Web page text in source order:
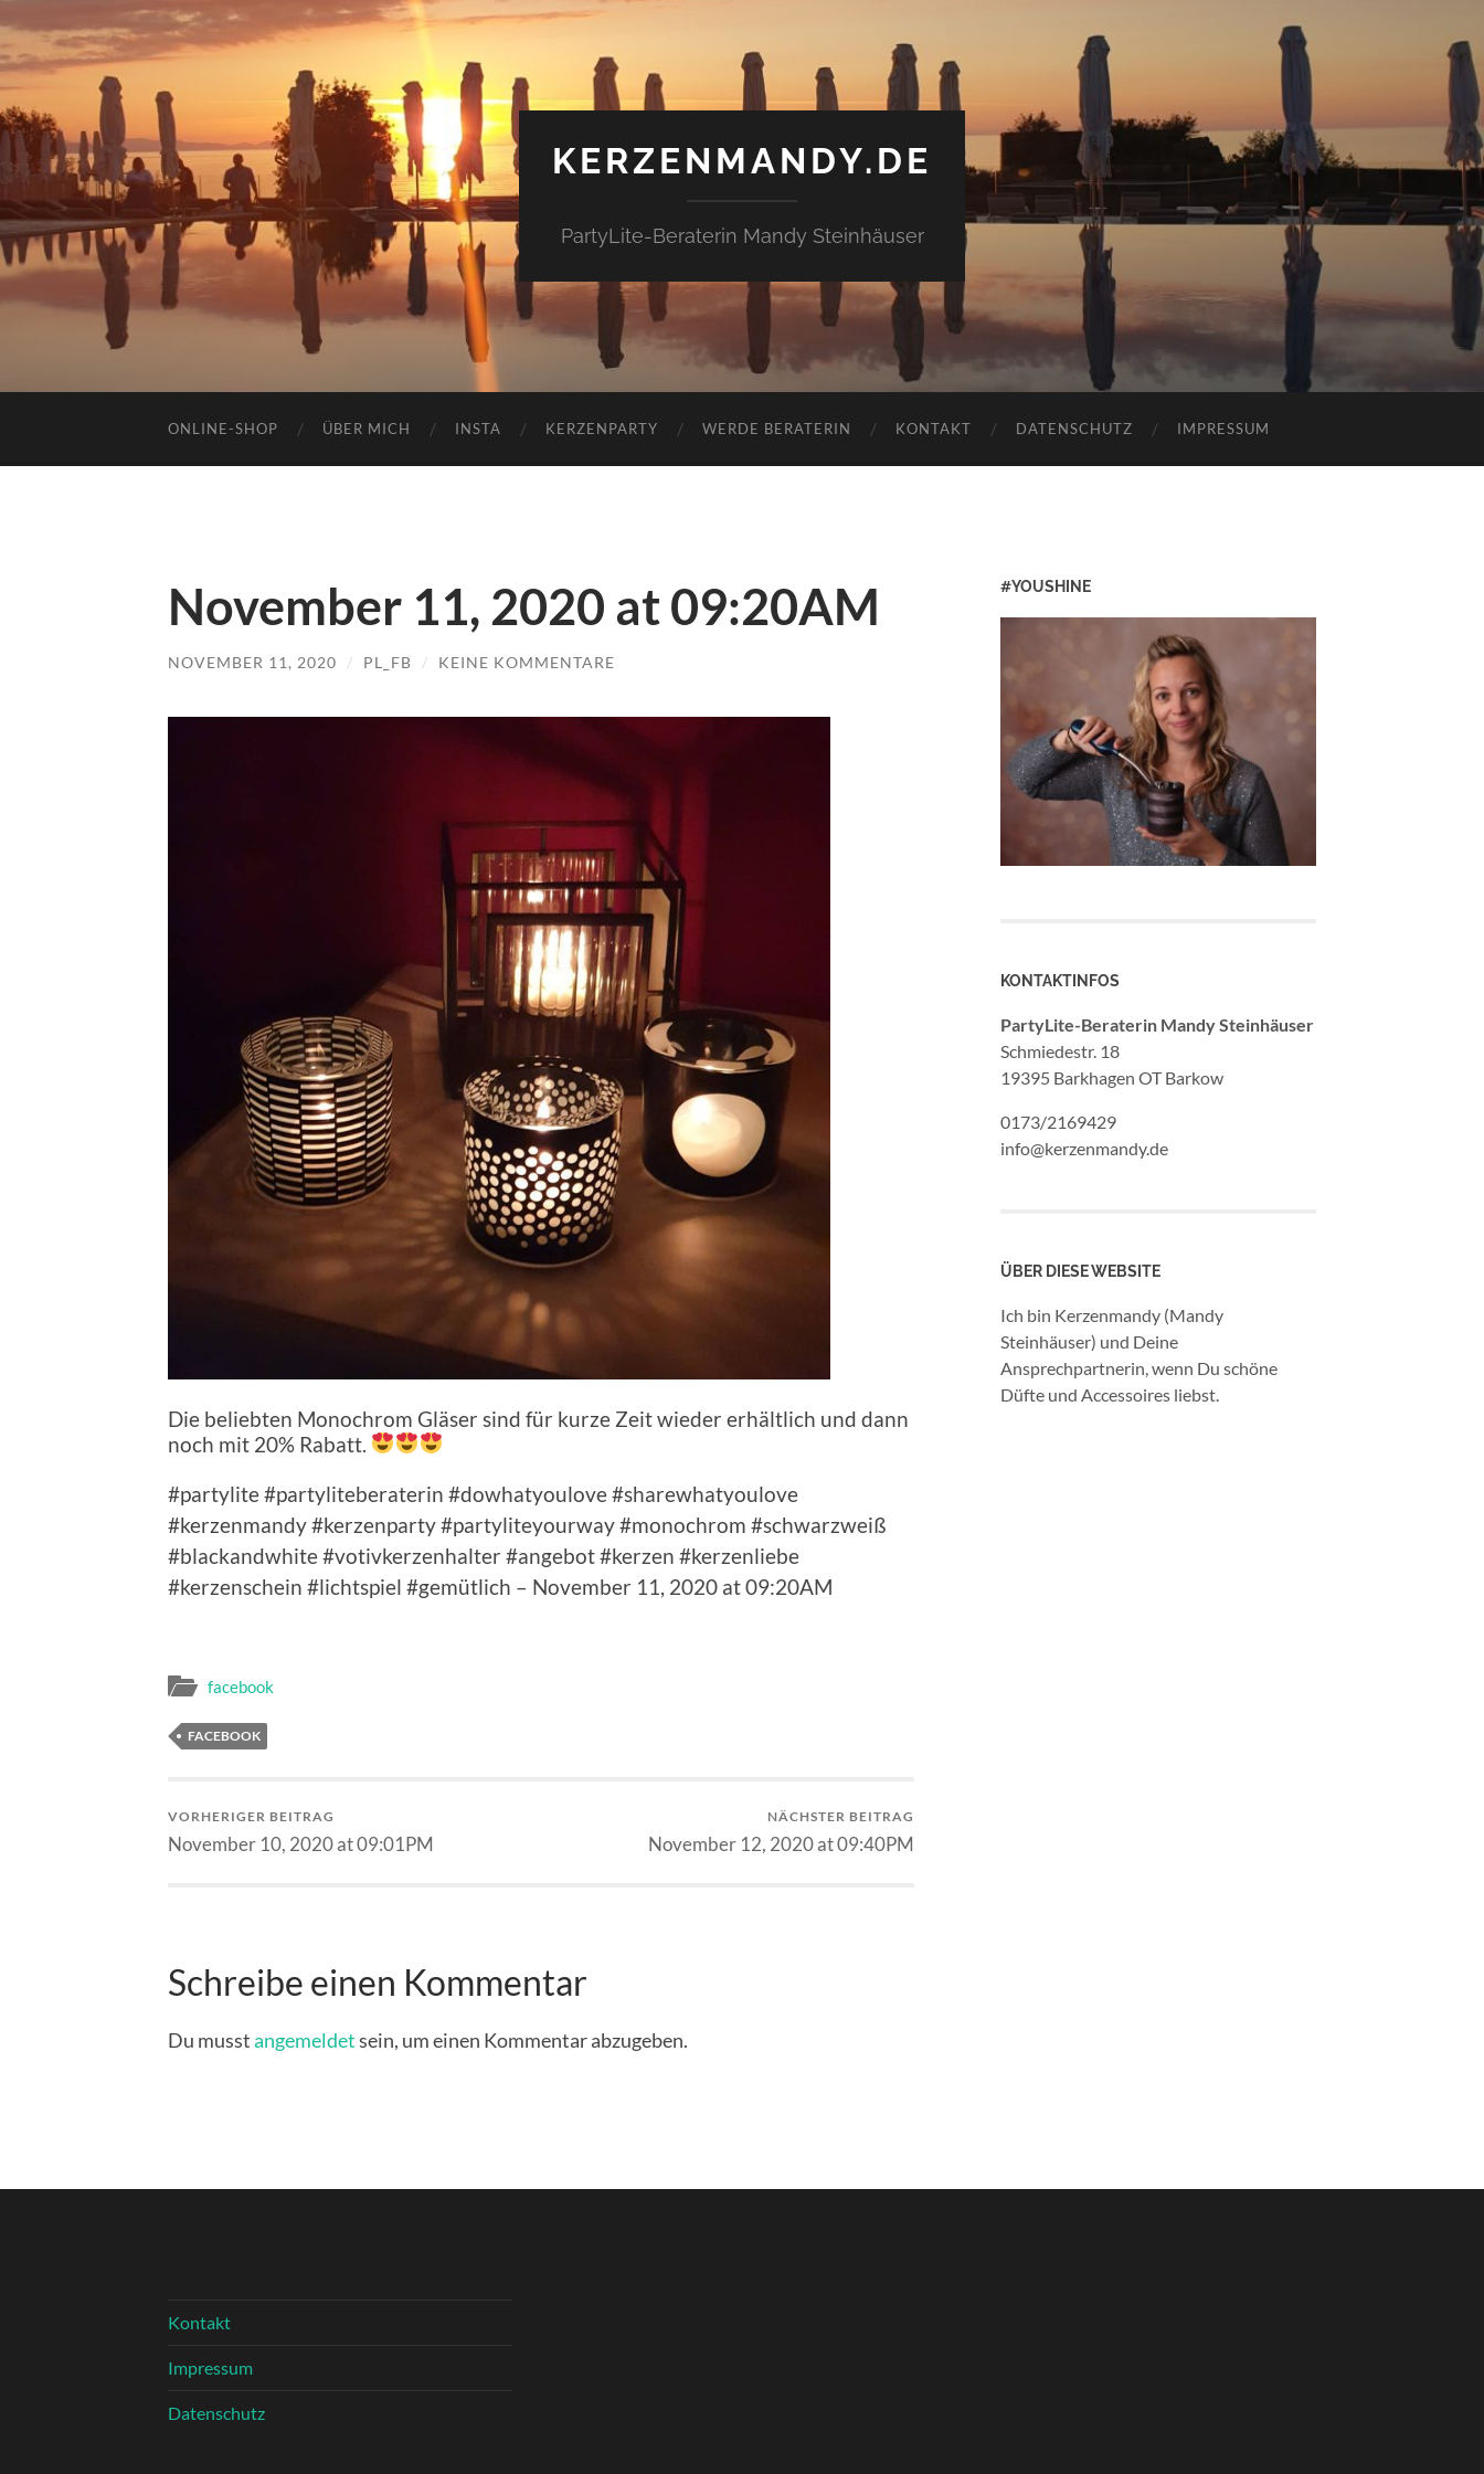
KERZENMANDY.DE
PartyLite-Beraterin Mandy Steinhäuser
ONLINE-SHOP ÜBER MICH INSTA KERZENPARTY WERDE BERATERIN KONTAKT DATENSCHUTZ IMPRESSUM
November 11, 2020 at 09:20AM
NOVEMBER 11, 2020 / PL_FB / KEINE KOMMENTARE
Die beliebten Monochrom Gläser sind für kurze Zeit wieder erhältlich und dann
noch mit 20% Rabatt.
#partylite #partyliteberaterin #dowhatyoulove #sharewhatyoulove
#kerzenmandy #kerzenparty #partyliteyourway #monochrom #schwarzweiß
#blackandwhite #votivkerzenhalter #angebot #kerzen #kerzenliebe
#kerzenschein #lichtspiel #gemütlich – November 11, 2020 at 09:20AM
facebook
FACEBOOK
VORHERIGER BEITRAG
November 10, 2020 at 09:01PM
NÄCHSTER BEITRAG
November 12, 2020 at 09:40PM
Schreibe einen Kommentar
Du musstangemeldetsein, um einen Kommentar abzugeben.
#YOUSHINE
KONTAKTINFOS
PartyLite-Beraterin Mandy Steinhäuser
Schmiedestr. 18
19395 Barkhagen OT Barkow
0173/2169429
info@kerzenmandy.de
ÜBER DIESE WEBSITE
Ich bin Kerzenmandy (Mandy
Steinhäuser) und Deine
Ansprechpartnerin, wenn Du schöne
Düfte und Accessoires liebst.
Kontakt
Impressum
Datenschutz